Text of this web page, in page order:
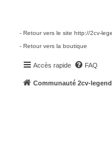
- Retour vers le site http://2cv-
- Retour vers la boutique
Accès rapide FAQ
Communauté 2cv-